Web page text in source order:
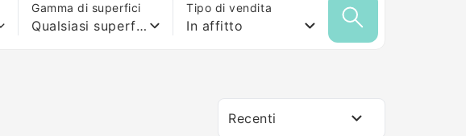
Gamma di superfici
Qualsiasi superficie
Tipo di vendita
In affitto
Recenti